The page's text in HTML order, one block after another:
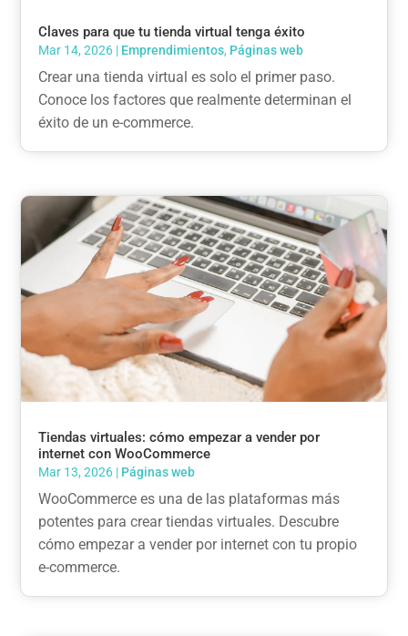
Claves para que tu tienda virtual tenga éxito
Mar 14, 2026 | Emprendimientos, Páginas web
Crear una tienda virtual es solo el primer paso.
Conoce los factores que realmente determinan el
éxito de un e-commerce.
Tiendas virtuales: cómo empezar a vender por
internet con WooCommerce
Mar 13, 2026 | Páginas web
WooCommerce es una de las plataformas más
potentes para crear tiendas virtuales. Descubre
cómo empezar a vender por internet con tu propio
e-commerce.